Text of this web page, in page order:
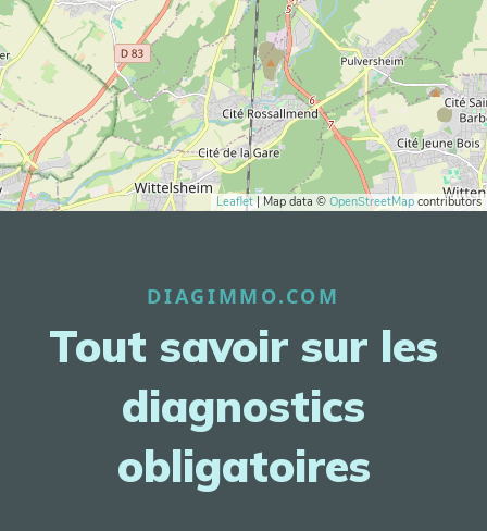
Leaflet | Map data © OpenStreetMap contributors
DIAGIMMO.COM
Tout savoir sur les
diagnostics
obligatoires